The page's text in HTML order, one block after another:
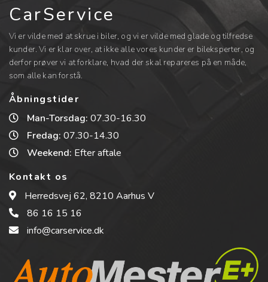
CarService
Vi er vilde med at skrue i biler, og vi er vilde med glade og tilfredse
kunder. Vi er klar over, at ikke alle vores kunder er bileksperter, og
derfor prøver vi at forklare, hvad der skal repareres på en måde,
som alle kan forstå.
Åbningstider
Man-Torsdag: 07.30-16.30
Fredag: 07.30-14.30
Weekend: Efter aftale
Kontakt os
Herredsvej 62, 8210 Aarhus V
86 16 15 16
info@carservice.dk